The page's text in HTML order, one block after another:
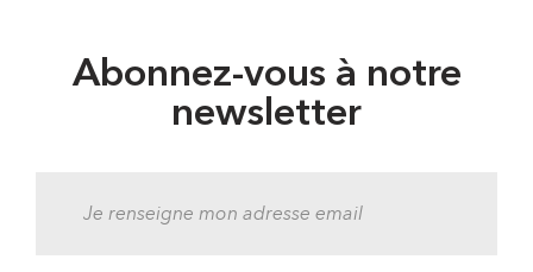
Abonnez-vous à notre
newsletter